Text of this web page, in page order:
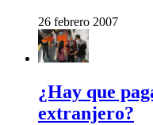
26 febrero 2007
¿Hay que
extranjero?